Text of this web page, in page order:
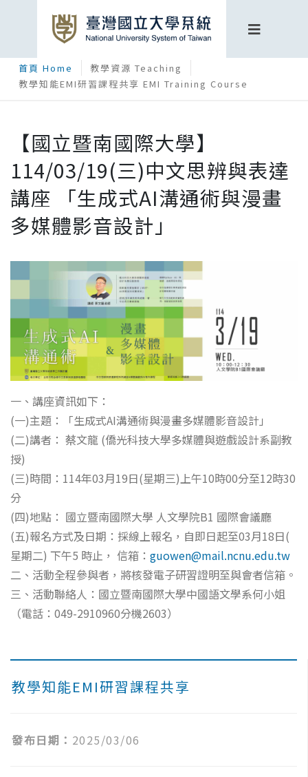
首頁 Home
教學資源 Teaching
教學知能EMI研習課程共享 EMI Training Course
教學知能EMI研習課程共享
發布日期： 2025/03/06
【國立暨南國際大學】
114/03/19(三)中文思辨與表達
講座 「生成式AI溝通術與漫畫
多媒體影音設計」
一、講座資訊如下：
(一)主題：「生成式AI溝通術與漫畫多媒體影音設計」
(二)講者： 蔡文龍 (僑光科技大學多媒體與遊戲設計系副教
授)
(三)時間：114年03月19日(星期三)上午10時00分至12時30
分
(四)地點： 國立暨南國際大學 人文學院B1 國際會議廳
(五)報名方式及日期：採線上報名，自即日起至03月18日(
星期二) 下午5 時止， 信箱： guowen@mail.ncnu.edu.tw
二、活動全程參與者，將核發電子研習證明至與會者信箱。
三、活動聯絡人：國立暨南國際大學中國語文學系何小姐
（電話：049-2910960分機2603）